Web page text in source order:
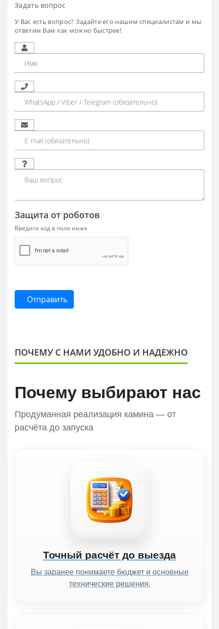
Задать вопрос
У Вас есть вопрос? Задайте его нашим специалистам и мы
ответим Вам как можно быстрее!
Защита от роботов
Введите код в поле ниже
Отправить
ПОЧЕМУ С НАМИ УДОБНО И НАДЕЖНО
Почему выбирают нас
Продуманная реализация камина — от
расчёта до запуска
Точный расчёт до выезда
Вы заранее понимаете бюджет и основные
технические решения.